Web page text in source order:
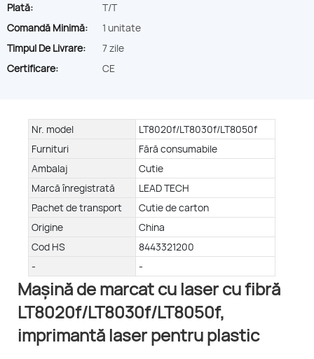
Plată:
T/T
Comandă Minimă:
1 unitate
Timpul De Livrare:
7 zile
Certificare:
CE
Nr. model
LT8020f/LT8030f/LT8050f
Furnituri
Fără consumabile
Ambalaj
Cutie
Marcă înregistrată
LEAD TECH
Pachet de transport
Cutie de carton
Origine
China
Cod HS
8443321200
-
-
Mașină de marcat cu laser cu fibră
LT8020f/LT8030f/LT8050f,
imprimantă laser pentru plastic